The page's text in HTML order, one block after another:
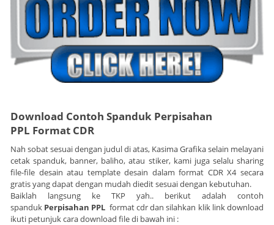
Download Contoh Spanduk Perpisahan
PPL Format CDR
Nah sobat sesuai dengan judul di atas, Kasima Grafika selain melayani
cetak spanduk, banner, baliho, atau stiker, kami juga selalu sharing
file-file desain atau template desain dalam format CDR X4 secara
gratis yang dapat dengan mudah diedit sesuai dengan kebutuhan.
Baiklah langsung ke TKP yah.. berikut adalah contoh
spanduk Perpisahan PPL format cdr dan silahkan klik link download
ikuti petunjuk cara download file di bawah ini :